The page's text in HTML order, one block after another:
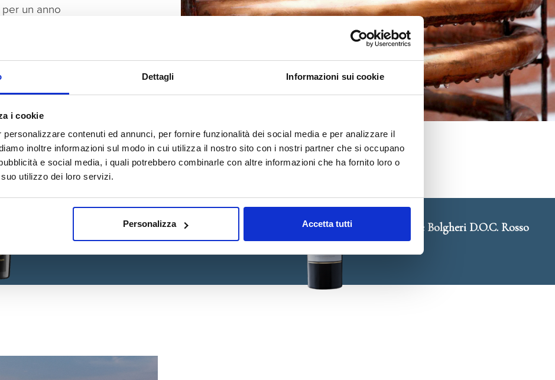
Dettagli Informazioni sui cookie
i cookie
contenuti ed annunci, per fornire funzionalità dei social media e per analizzare il
inoltre informazioni sul modo in cui utilizza il nostro sito con i nostri partner che si occupano
e social media, i quali potrebbero combinarle con altre informazioni che ha fornito loro o
utilizzo dei loro servizi.
Personalizza Accetta tutti
un anno
TUTTI I VINI CAMPO AL MARE Campo al Mare Bolgheri D.O.C. Rosso